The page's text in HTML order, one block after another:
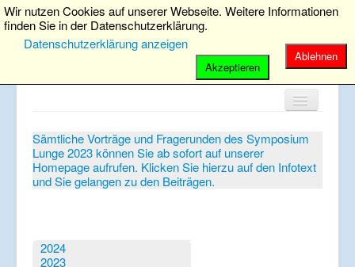
Update:10.08.2026
Verein
Patientenbroschüren
Mediathek
Sämtliche Vorträge und Fragerunden des Symposium
Lunge 2023 können Sie ab sofort auf unserer
Homepage aufrufen. Klicken Sie hierzu auf den Infotext
und Sie gelangen zu den Beiträgen.
2024
2023
Wir nutzen Cookies auf unserer Webseite. Weitere Informationen
finden Sie in der Datenschutzerklärung.
Datenschutzerklärung anzeigen
Ablehnen
Akzeptieren